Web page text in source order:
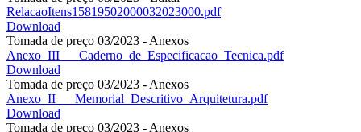
RelacaoItens15819502000032023000.pdf
Download
Tomada de preço 03/2023 - Anexos
Anexo_III___Caderno_de_Especificacao_Tecnica.pdf
Download
Tomada de preço 03/2023 - Anexos
Anexo_II___Memorial_Descritivo_Arquitetura.pdf
Download
Tomada de preço 03/2023 - Anexos